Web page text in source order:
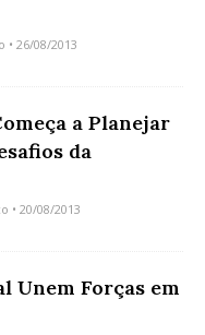
• 26/08/2013
a Planejar
da
• 20/08/2013
Unem Forças em